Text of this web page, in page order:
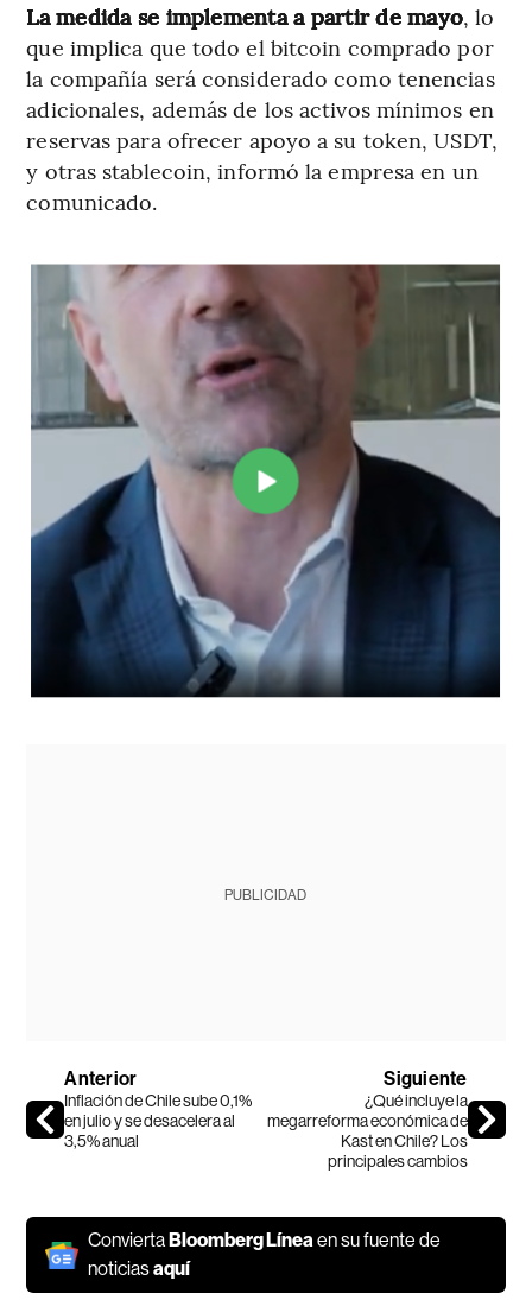
La medida se implementa a partir de mayo, lo
que implica que todo el bitcoin comprado por
la compañía será considerado como tenencias
adicionales, además de los activos mínimos en
reservas para ofrecer apoyo a su token, USDT,
y otras stablecoin, informó la empresa en un
comunicado.
PUBLICIDAD
Anterior
Inflación de Chile sube 0,1%
en julio y se desacelera al
3,5% anual
Siguiente
¿Qué incluye la
megarreforma económica de
Kast en Chile? Los
principales cambios
Convierta Bloomberg Líneaen su fuente de
noticiasaquí